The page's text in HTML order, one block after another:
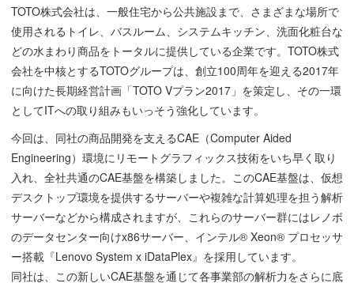
TOTO株式会社は、一般住宅から公共施設まで、さまざまな場所で
使用されるトイレ、バスルーム、システムキッチン、洗面化粧台な
どの水まわり商品をトータルに提供している企業です。TOTO株式
会社を中核とするTOTOグループは、創立100周年を迎える2017年
に向けた長期経営計画「TOTO Vプラン2017」を策定し、その一環
としてITへの取り組みもいっそう強化しています。
今回は、同社の商品開発を支えるCAE（Computer Aided
Engineering）環境にリモートグラフィックス技術をいち早く取り
入れ、全社共通のCAE基盤を構築しました。このCAE基盤は、仮想
デスクトップ環境を提供するサーバーや複雑な計算処理を担う解析
サーバーなどから構成されますが、これらのサーバー群にはレノボ
のデータセンター向けx86サーバー、インテル® Xeon® プロセッサ
ー搭載『Lenovo System x iDataPlex』を採用しています。
同社は、この新しいCAE基盤を通じて各事業部の解析力をさらに底